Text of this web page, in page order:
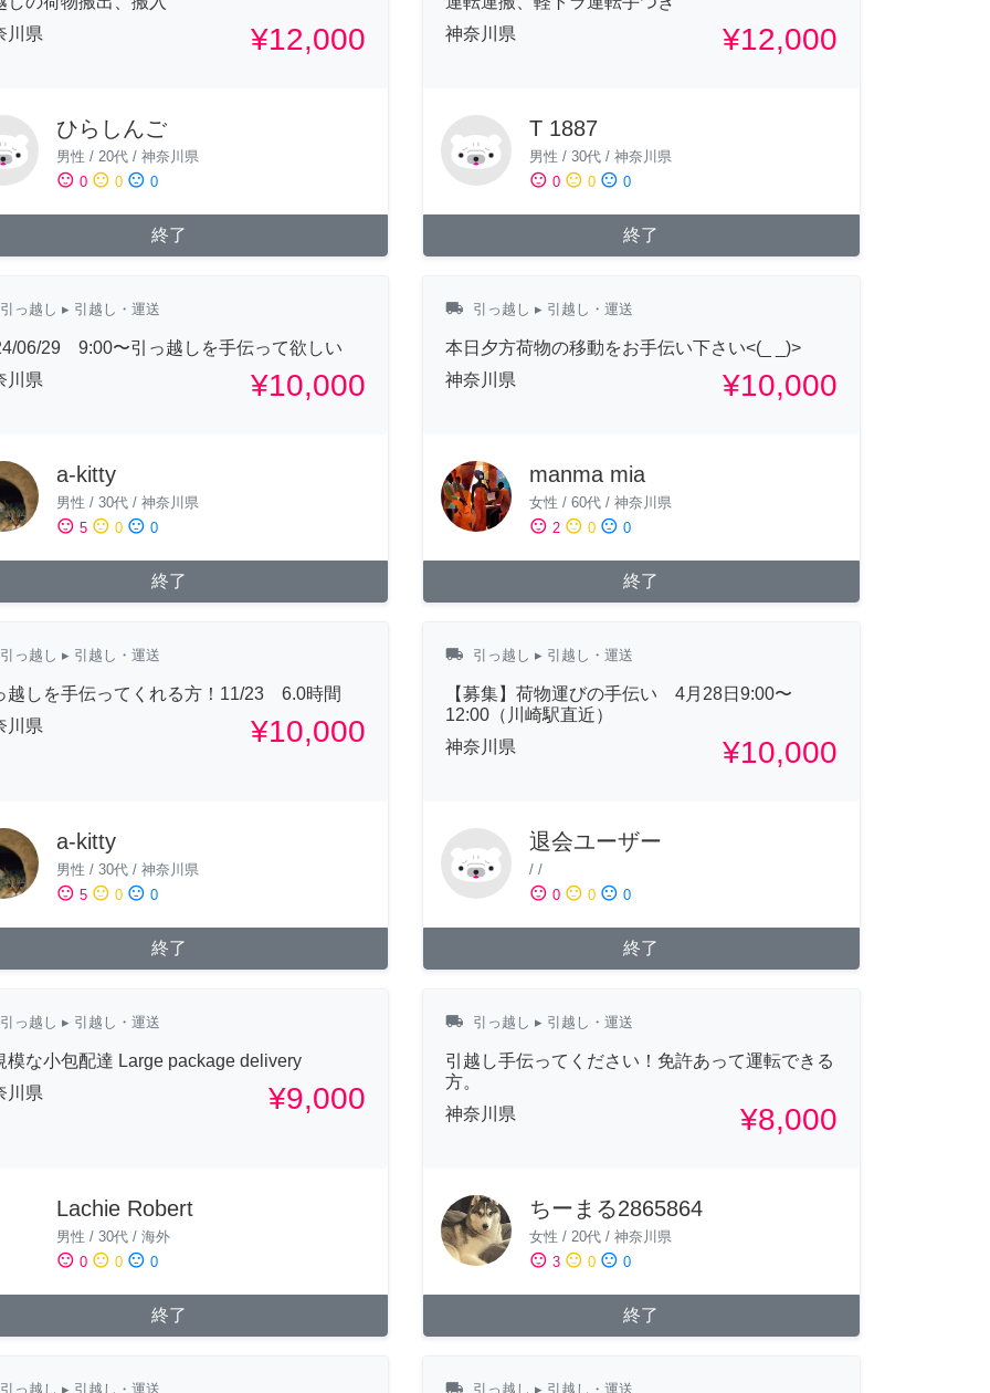
川県
¥12,000
ひらしんご
男性 / 20代 / 神奈川県
sentiment_satisfied 0 sentiment_neutral 0 sentiment_dissatisfied 0
終了
神奈川県
¥12,000
T 1887
男性 / 30代/ 神奈川県
sentiment_satisfied 0 sentiment_neutral 0 sentiment_dissatisfied 0
終了
引っ越し ▸ 引越し・運送
06/29 9:00〜引っ越しを手伝って欲しい
川県
¥10,000
a-kitty
男性 / 30代 / 神奈川県
sentiment_satisfied 5 sentiment_neutral 0 sentiment_dissatisfied 0
終了
local_shipping 引っ越し ▸ 引越し・運送
本日夕方荷物の移動をお手伝い下さい<(_ _)>
神奈川県
¥10,000
manma mia
女性 / 60代/ 神奈川県
sentiment_satisfied 2 sentiment_neutral 0 sentiment_dissatisfied 0
終了
引っ越し ▸ 引越し・運送
越しを手伝ってくれる方！11/23 6.0時間
川県
¥10,000
a-kitty
男性 / 30代 / 神奈川県
sentiment_satisfied 5 sentiment_neutral 0 sentiment_dissatisfied 0
終了
local_shipping 引っ越し ▸ 引越し・運送
【募集】荷物運びの手伝い 4月28日9:00〜
12:00（川崎駅直近）
神奈川県
¥10,000
退会ユーザー
/ /
sentiment_satisfied 0 sentiment_neutral 0 sentiment_dissatisfied 0
終了
引っ越し ▸ 引越し・運送
模な小包配達 Large package delivery
川県
¥9,000
Lachie Robert
男性 / 30代 / 海外
sentiment_satisfied 0 sentiment_neutral 0 sentiment_dissatisfied 0
終了
local_shipping 引っ越し ▸ 引越し・運送
引越し手伝ってください！免許あって運転できる
方。
神奈川県
¥8,000
ちーまる2865864
女性 / 20代/ 神奈川県
sentiment_satisfied 3 sentiment_neutral 0 sentiment_dissatisfied 0
終了
引っ越し ▸ 引越し・運送 local_shipping 引っ越し ▸ 引越し・運送